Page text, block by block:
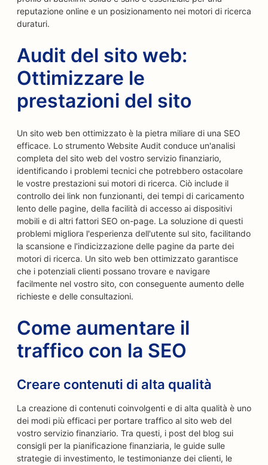
reputazione online e un posizionamento nei motori di ricerca
duraturi.
Audit del sito web:
Ottimizzare le
prestazioni del sito
Un sito web ben ottimizzato è la pietra miliare di una SEO
efficace. Lo strumento Website Audit conduce un'analisi
completa del sito web del vostro servizio finanziario,
identificando i problemi tecnici che potrebbero ostacolare
le vostre prestazioni sui motori di ricerca. Ciò include il
controllo dei link non funzionanti, dei tempi di caricamento
lento delle pagine, della facilità di accesso ai dispositivi
mobili e di altri fattori SEO on-page. La soluzione di questi
problemi migliora l'esperienza dell'utente sul sito, facilitando
la scansione e l'indicizzazione delle pagine da parte dei
motori di ricerca. Un sito web ben ottimizzato garantisce
che i potenziali clienti possano trovare e navigare
facilmente nel vostro sito, con conseguente aumento delle
richieste e delle consultazioni.
Come aumentare il
traffico con la SEO
Creare contenuti di alta qualità
La creazione di contenuti coinvolgenti e di alta qualità è uno
dei modi più efficaci per portare traffico al sito web del
vostro servizio finanziario. Tra questi, i post del blog sui
consigli per la pianificazione finanziaria, le guide sulle
strategie di investimento, le testimonianze dei clienti, le